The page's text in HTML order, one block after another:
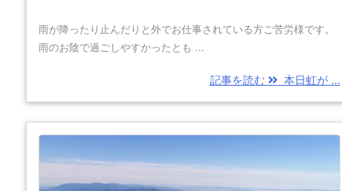
雨が降ったり止んだりと外でお仕事されている方ご苦労様です。
雨のお陰で過ごしやすかったとも ...
記事を読む 本日虹が ...